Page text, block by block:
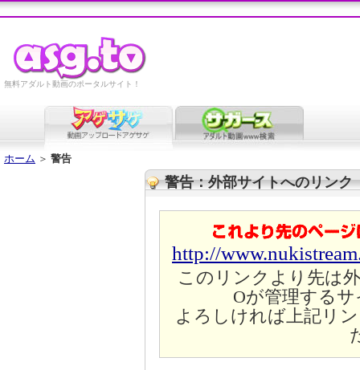
無料アダルト動画のポータルサイト！
ホーム ＞ 警告
警告：外部サイトへのリンク
http://
このリンクより先は
Oが管理する
よろしければ上記リ